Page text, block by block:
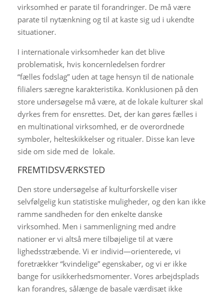
virksomhed er parate til forandringer. De må være
parate til nytænkning og til at kaste sig ud i ukendte
situationer.
I internationale virksomheder kan det blive
problematisk, hvis koncernledelsen fordrer
“fælles fodslag” uden at tage hensyn til de nationale
filialers særegne karakteristika. Konklusionen på den
store undersøgelse må være, at de lokale kulturer skal
dyrkes frem for ensrettes. Det, der kan gøres fælles i
en multinational virksomhed, er de overordnede
symboler, helteskikkelser og ritualer. Disse kan leve
side om side med de lokale.
FREMTIDSVÆRKSTED
Den store undersøgelse af kulturforskelle viser
selvfølgelig kun statistiske muligheder, og den kan ikke
ramme sandheden for den enkelte danske
virksomhed. Men i sammenligning med andre
nationer er vi altså mere tilbøjelige til at være
lighedsstræbende. Vi er individ—orienterede, vi
foretrækker “kvindelige” egenskaber, og vi er ikke
bange for usikkerhedsmomenter. Vores arbejdsplads
kan forandres, sålænge de basale værdisæt ikke